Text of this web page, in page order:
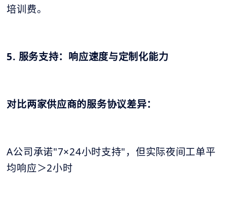
培训费。
5. 服务支持：响应速度与定制化能力
对比两家供应商的服务协议差异：
A公司承诺"7×24小时支持"，但实际夜间工单平
均响应＞2小时